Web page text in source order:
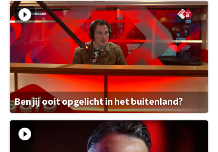
Ben jij ooit opgelicht in het buitenland?